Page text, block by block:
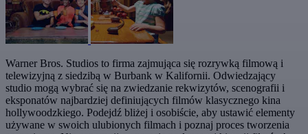
Warner Bros. Studios to firma zajmująca się rozrywką filmową i
telewizyjną z siedzibą w Burbank w Kalifornii. Odwiedzający
studio mogą wybrać się na zwiedzanie rekwizytów, scenografii i
eksponatów najbardziej definiujących filmów klasycznego kina
hollywoodzkiego. Podejdź bliżej i osobiście, aby ustawić elementy
używane w swoich ulubionych filmach i poznaj proces tworzenia